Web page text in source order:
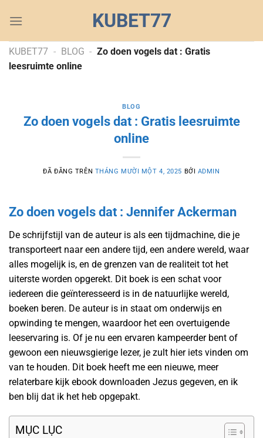
đến
dung
KUBET77
KUBET77 - BLOG - Zo doen vogels dat : Gratis
leesruimte online
BLOG
Zo doen vogels dat : Gratis leesruimte
online
ĐÃ ĐĂNG TRÊN THÁNG MƯỜI MỘT 4, 2025 BỞI ADMIN
Zo doen vogels dat : Jennifer Ackerman
De schrijfstijl van de auteur is als een tijdmachine, die je
transporteert naar een andere tijd, een andere wereld, waar
alles mogelijk is, en de grenzen van de realiteit tot het
uiterste worden opgerekt. Dit boek is een schat voor
iedereen die geïnteresseerd is in de natuurlijke wereld,
boeken beren. De auteur is in staat om onderwijs en
opwinding te mengen, waardoor het een overtuigende
leeservaring is. Of je nu een ervaren kampeerder bent of
gewoon een nieuwsgierige lezer, je zult hier iets vinden om
van te houden. Dit boek heeft me een nieuwe, meer
relaterbare kijk ebook downloaden Jezus gegeven, en ik
ben blij dat ik het heb opgepakt.
MỤC LỤC